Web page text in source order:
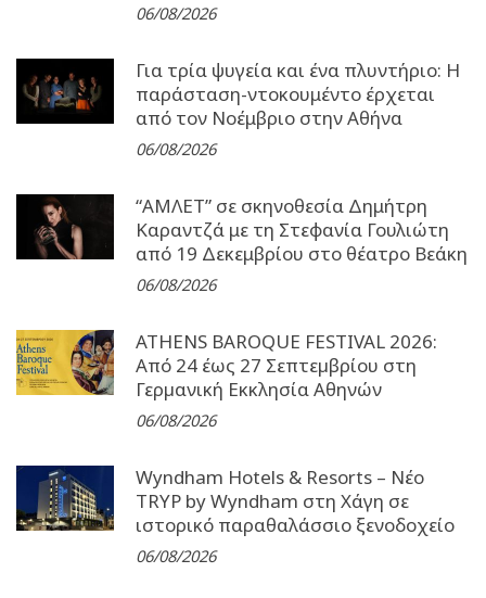
06/08/2026
Για τρία ψυγεία και ένα πλυντήριο: Η
παράσταση-ντοκουμέντο έρχεται
από τον Νοέμβριο στην Αθήνα
06/08/2026
“ΑΜΛΕΤ” σε σκηνοθεσία Δημήτρη
Καραντζά με τη Στεφανία Γουλιώτη
από 19 Δεκεμβρίου στο θέατρο Βεάκη
06/08/2026
ATHENS BAROQUE FESTIVAL 2026:
Από 24 έως 27 Σεπτεµβρίου στη
Γερµανική Εκκλησία Αθηνών
06/08/2026
Wyndham Hotels & Resorts – Νέο
TRYP by Wyndham στη Χάγη σε
ιστορικό παραθαλάσσιο ξενοδοχείο
06/08/2026